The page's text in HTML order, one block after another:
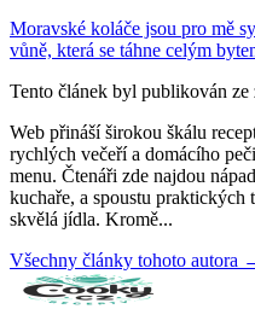
Moravské koláče jsou pro mě
vůně, která se táhne celým
Tento článek byl publikován ze
Web přináší širokou škálu
rychlých večeří a domácího
menu. Čtenáři zde najdou
kuchaře, a spoustu
skvělá jídla. Kromě...
Všechny články tohoto autora